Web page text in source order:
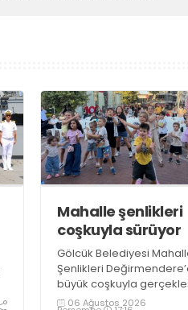
Mahalle şenlikleri
coşkuyla sürüyor
Gölcük Belediyesi
Şenlikleri
büyük coşkuyla
06 Ağustos 2026